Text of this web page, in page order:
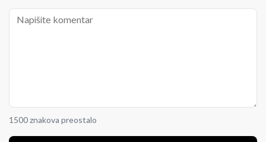
1500 znakova preostalo